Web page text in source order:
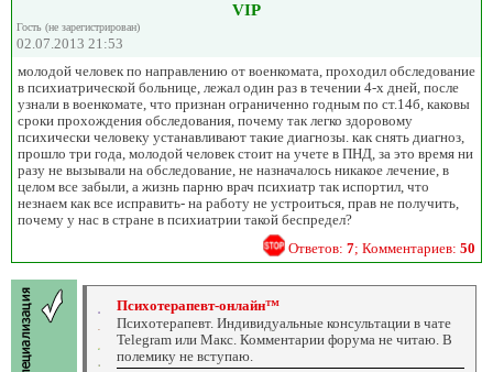
VIP
Гость (не зарегистрирован)
02.07.2013 21:53
молодой человек по направлению от военкомата, проходил обследование
в психиатрической больнице, лежал один раз в течении 4-х дней, после
узнали в военкомате, что признан ограниченно годным по ст.14б, каковы
сроки прохождения обследования, почему так легко здоровому
психически человеку устанавливают такие диагнозы. как снять диагноз,
прошло три года, молодой человек стоит на учете в ПНД, за это время ни
разу не вызывали на обследование, не назначалось никакое лечение, в
целом все забыли, а жизнь парню врач психиатр так испортил, что
незнаем как все исправить- на работу не устроиться, прав не получить,
почему у нас в стране в психиатрии такой беспредел?
Ответов: 7; Комментариев: 50
Психотерапевт-онлайн™
Психотерапевт. Индивидуальные консультации в чате
Telegram или Макс. Комментарии форума не читаю. В
полемику не вступаю.